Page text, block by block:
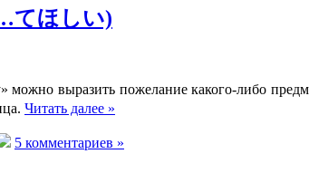
てほしい)
выразить пожелание какого-либо
Читать далее »
5 комментариев »